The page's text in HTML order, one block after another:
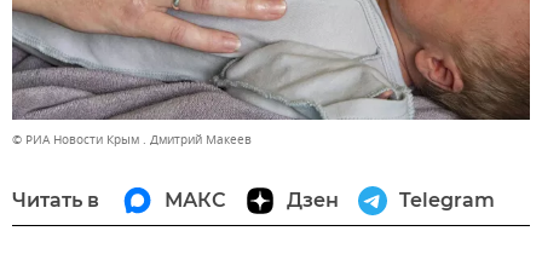
© РИА Новости Крым . Дмитрий Макеев
Читать в МАКС Дзен Telegram